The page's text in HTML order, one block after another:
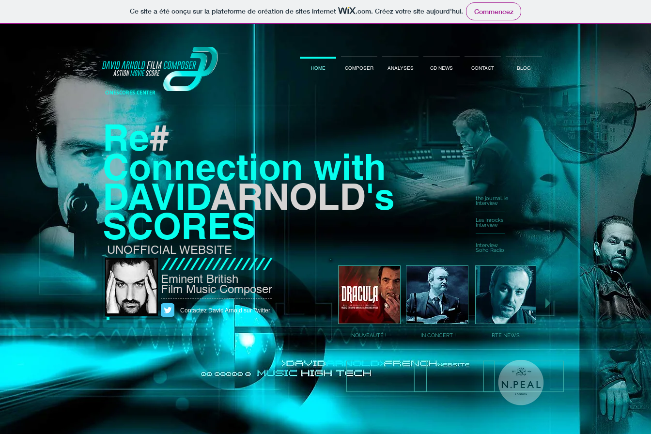
Ce site a été conçu sur la plateforme de création de sites internet .com. Créez votre site aujourd'hui. Commencez
HOME COMPOSER ANALYSES CD NEWS CONTACT BLOG
CINESCORES CENTER
Re#
Connection with
DAVIDARNOLD's
SCORES
the journal. ie
Interview
Les Inrocks
Interview
///////////////
Eminent British
Film Music Composer
Contactez David Arnold sur Twitter
UNOFFICIAL WEBSITE Interview
Soho Radio
NOUVEAUTÉ ! IN CONCERT ! RTE NEWS